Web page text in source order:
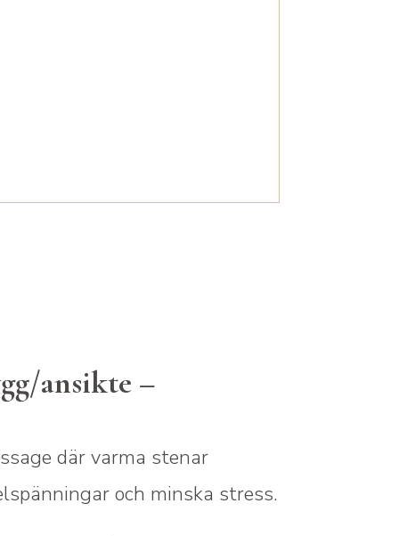
ansikte –
där varma stenar
och minska stress.